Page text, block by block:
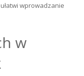
wprowadzanie
w